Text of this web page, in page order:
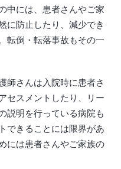
中には、患者さんやご家
に防止したり、減少でき
転倒・転落事故もその一
師さんは入院時に患者さ
セスメントしたり、リー
説明を行っている病院も
できることには限界があ
には患者さんやご家族の